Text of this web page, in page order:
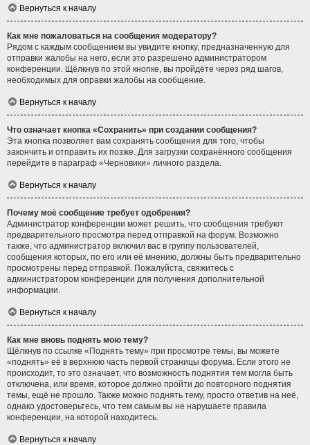
Вернуться к началу
Как мне пожаловаться на сообщения модератору?
Рядом с каждым сообщением вы увидите кнопку, предназначенную для
отправки жалобы на него, если это разрешено администратором
конференции. Щёлкнув по этой кнопке, вы пройдёте через ряд шагов,
необходимых для оправки жалобы на сообщение.
Вернуться к началу
Что означает кнопка «Сохранить» при создании сообщения?
Эта кнопка позволяет вам сохранять сообщения для того, чтобы
закончить и отправить их позже. Для загрузки сохранённого сообщения
перейдите в параграф «Черновики» личного раздела.
Вернуться к началу
Почему моё сообщение требует одобрения?
Администратор конференции может решить, что сообщения требуют
предварительного просмотра перед отправкой на форум. Возможно
также, что администратор включил вас в группу пользователей,
сообщения которых, по его или её мнению, должны быть предварительно
просмотрены перед отправкой. Пожалуйста, свяжитесь с
администратором конференции для получения дополнительной
информации.
Вернуться к началу
Как мне вновь поднять мою тему?
Щёлкнув по ссылке «Поднять тему» при просмотре темы, вы можете
«поднять» её в верхнюю часть первой страницы форума. Если этого не
происходит, то это означает, что возможность поднятия тем могла быть
отключена, или время, которое должно пройти до повторного поднятия
темы, ещё не прошло. Также можно поднять тему, просто ответив на неё,
однако удостоверьтесь, что тем самым вы не нарушаете правила
конференции, на которой находитесь.
Вернуться к началу